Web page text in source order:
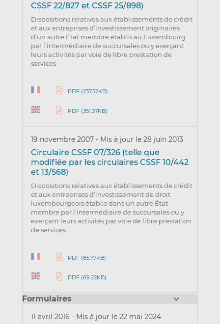
CSSF 22/827 et CSSF 25/898)
Dispositions relatives aux établissements de crédit
et aux entreprises d’investissement originaires
d’un autre État membre établis au Luxembourg
par l’intermédiaire de succursales ou y exerçant
leurs activités par voie de libre prestation de
services
PDF (237.52KB)
PDF (351.37KB)
19 novembre 2007 - Mis à jour le 28 juin 2013
Circulaire CSSF 07/326 (telle que
modifiée par les circulaires CSSF 10/442
et 13/568)
Dispositions relatives aux établissements de crédit
et aux entreprises d’investissement de droit
luxembourgeois établis dans un autre État
membre par l’intermédiaire de succursales ou y
exerçant leurs activités par voie de libre prestation
de services
PDF (85.77KB)
PDF (69.22KB)
Formulaires
11 avril 2016 - Mis à jour le 22 mai 2024